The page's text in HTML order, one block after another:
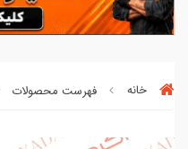
خانه فهرست محصولات